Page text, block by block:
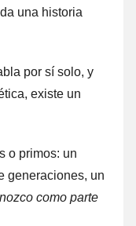
una historia
por sí solo, y
existe un
o primos: un
generaciones, un
como parte